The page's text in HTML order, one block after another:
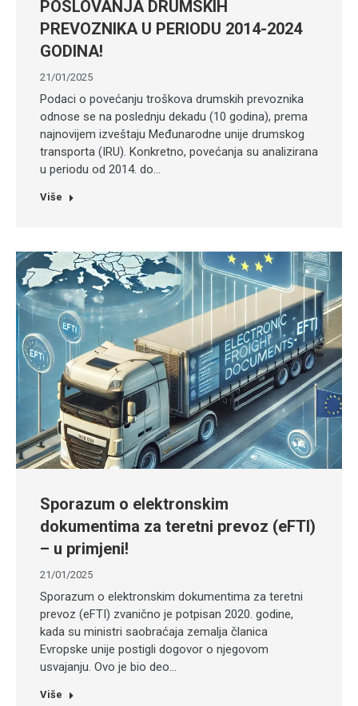
POSLOVANJA DRUMSKIH
PREVOZNIKA U PERIODU 2014-2024
GODINA!
21/01/2025
Podaci o povećanju troškova drumskih prevoznika
odnose se na poslednju dekadu (10 godina), prema
najnovijem izveštaju Međunarodne unije drumskog
transporta (IRU). Konkretno, povećanja su analizirana
u periodu od 2014. do…
Više
Sporazum o elektronskim
dokumentima za teretni prevoz (eFTI)
– u primjeni!
21/01/2025
Sporazum o elektronskim dokumentima za teretni
prevoz (eFTI) zvanično je potpisan 2020. godine,
kada su ministri saobraćaja zemalja članica
Evropske unije postigli dogovor o njegovom
usvajanju. Ovo je bio deo…
Više